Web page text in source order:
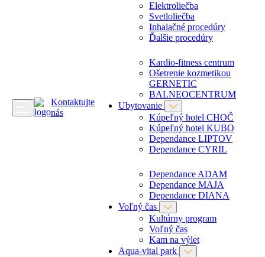
Kontaktujte
nás
Elektroliečba
Svetloliečba
Inhalačné procedúry
Ďalšie procedúry
Kardio-fitness centrum
Ošetrenie kozmetikou
GERNETIC
BALNEOCENTRUM
Ubytovanie
Kúpeľný hotel CHOČ
Kúpeľný hotel KUBO
Dependance LIPTOV
Dependance CYRIL
Dependance ADAM
Dependance MAJA
Dependance DIANA
Voľný čas
Kultúrny program
Voľný čas
Kam na výlet
Aqua-vital park